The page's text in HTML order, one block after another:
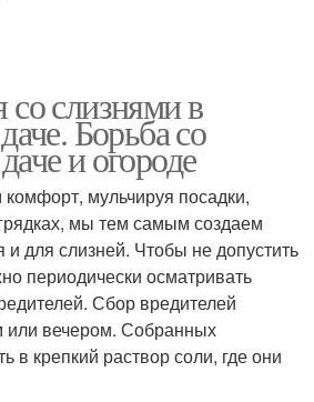
со слизнями в
Борьба со
и огороде
мульчируя посадки,
мы тем самым создаем
для слизней. Чтобы не допустить
периодически осматривать
Сбор вредителей
или вечером. Собранных
в крепкий раствор соли, где они